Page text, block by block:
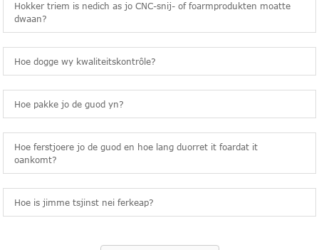
Hokker triem is nedich as jo CNC-snij- of foarmprodukten moatte
dwaan?
Hoe dogge wy kwaliteitskontrôle?
Hoe pakke jo de guod yn?
Hoe ferstjoere jo de guod en hoe lang duorret it foardat it
oankomt?
Hoe is jimme tsjinst nei ferkeap?